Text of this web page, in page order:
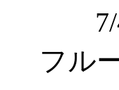
7/
フル